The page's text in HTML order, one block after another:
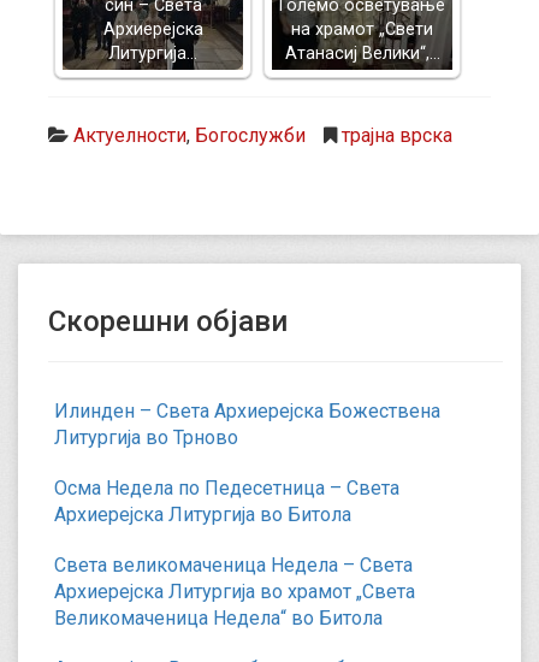
син – Света
Архиерејска
Литургија…
Големо осветување
на храмот „Свети
Атанасиј Велики“,…
Актуелности, Богослужби трајна врска
Скорешни објави
Илинден – Света Архиерејска Божествена
Литургија во Трново
Осма Недела по Педесетница – Света
Архиерејска Литургија во Битола
Света великомаченица Недела – Света
Архиерејска Литургија во храмот „Света
Великомаченица Недела“ во Битола